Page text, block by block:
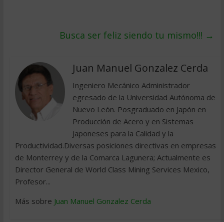
Busca ser feliz siendo tu mismo!!! →
Juan Manuel Gonzalez Cerda
Ingeniero Mecánico Administrador
egresado de la Universidad Autónoma de
Nuevo León. Posgraduado en Japón en
Producción de Acero y en Sistemas
Japoneses para la Calidad y la
Productividad.Diversas posiciones directivas en empresas
de Monterrey y de la Comarca Lagunera; Actualmente es
Director General de World Class Mining Services Mexico,
Profesor...
Más sobre Juan Manuel Gonzalez Cerda